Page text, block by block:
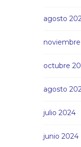
agosto
octubre
agosto
julio 2024
junio 2024